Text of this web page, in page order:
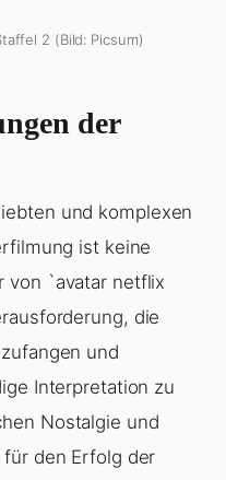
2 (Bild: Picsum)
der
und komplexen
ist keine
von `avatar netflix
die
und
Interpretation zu
Nostalgie und
den Erfolg der